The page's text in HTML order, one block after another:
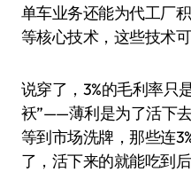
单车业务还能为代工厂
等核心技术，这些技术
说穿了，3%的毛利率只
袄”——薄利是为了活下
等到市场洗牌，那些连
了，活下来的就能吃到